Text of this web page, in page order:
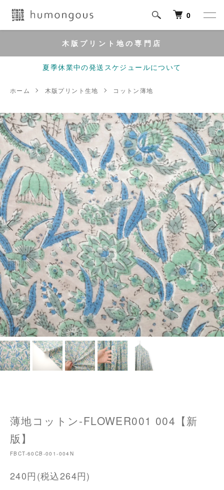
0
木版プリント地の専門店
夏季休業中の発送スケジュールについて
ホーム 木版プリント生地 コットン薄地
薄地コットン-FLOWER001 004【新
版】
FBCT-60CB-001-004N
240円(税込264円)